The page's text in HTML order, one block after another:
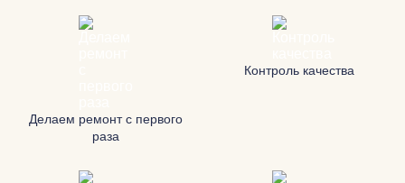
Делаем ремонт с первого
раза
Контроль качества